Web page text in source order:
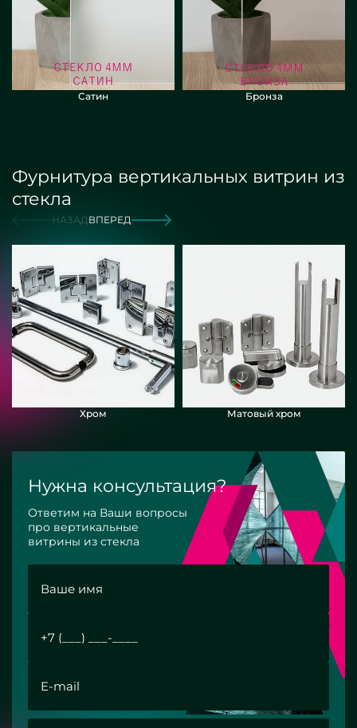
Сатин Бронза
Фурнитура вертикальных витрин из
стекла
НАЗАДВПЕРЕД
Хром Матовый хром
Нужна консультация?
Ответим на Ваши вопросы
про вертикальные
витрины из стекла